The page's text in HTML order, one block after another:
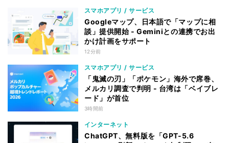
スマホアプリ / サービス
Googleマップ、日本語で「マップに相
談」提供開始 - Geminiとの連携でお出
かけ計画をサポート
12分前
スマホアプリ / サービス
「鬼滅の刃」「ポケモン」海外で席巻、
メルカリ調査で判明 - 台湾は「ベイブレ
ード」が首位
3時間前
インターネット
ChatGPT、無料版を「GPT-5.6